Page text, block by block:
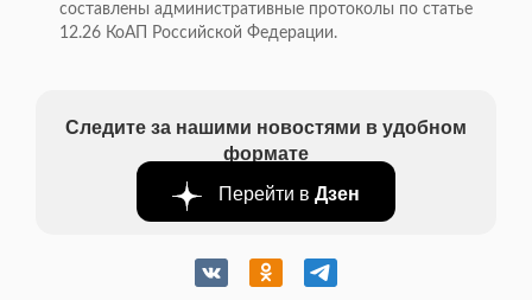
составлены административные протоколы по статье
12.26 КоАП Российской Федерации.
Следите за нашими новостями в удобном
формате
Перейти в Дзен